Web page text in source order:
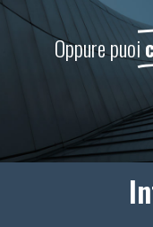
Oppure puoi